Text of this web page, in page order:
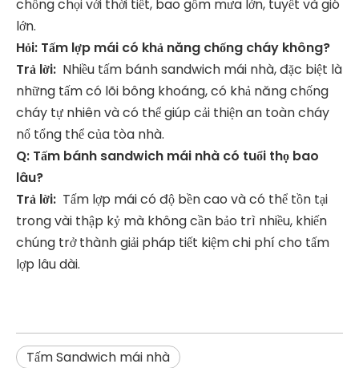
chống chọi với thời tiết, bao gồm mưa lớn, tuyết và gió
lớn.
Hỏi: Tấm lợp mái có khả năng chống cháy không?
Trả lời: Nhiều tấm bánh sandwich mái nhà, đặc biệt là
những tấm có lõi bông khoáng, có khả năng chống
cháy tự nhiên và có thể giúp cải thiện an toàn cháy
nổ tổng thể của tòa nhà.
Q: Tấm bánh sandwich mái nhà có tuổi thọ bao
lâu?
Trả lời: Tấm lợp mái có độ bền cao và có thể tồn tại
trong vài thập kỷ mà không cần bảo trì nhiều, khiến
chúng trở thành giải pháp tiết kiệm chi phí cho tấm
lợp lâu dài.
Tấm Sandwich mái nhà